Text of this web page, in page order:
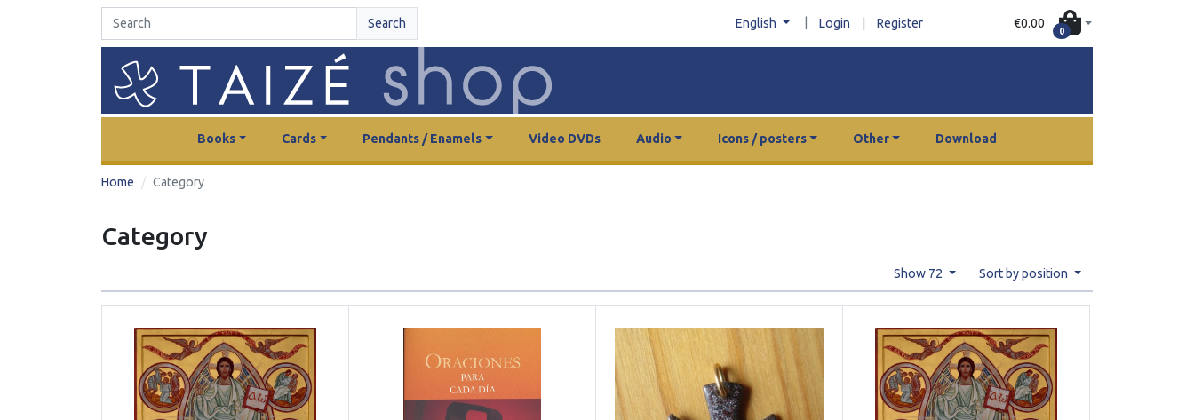
Search English Login Register €0.00
0
Books Cards Pendants / Enamels Video DVDs Audio Icons / posters Other Download
Home Category
Category
Show 72 Sort by position